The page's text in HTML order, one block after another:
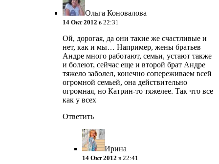
Ольга Коновалова
14 Окт 2012 в 22:31
Ой, дорогая, да они такие же счастливые и
нет, как и мы… Например, жены братьев
Андре много работают, семьи, устают также
и болеют, сейчас еще и второй брат Андре
тяжело заболел, конечно сопереживаем всей
огромной семьей, она действительно
огромная, но Катрин-то тяжелее. Так что все
как у всех
Ответить
Ирина
14 Окт 2012 в 22:41